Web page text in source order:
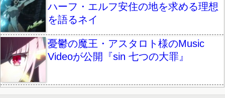
ハーフ・エルフ安住の地を求める理想
を語るネイ
憂鬱の魔王・アスタロト様のMusic
Videoが公開『sin 七つの大罪』